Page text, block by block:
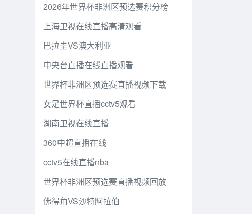
2026年世界杯非洲区预选赛积分榜
上海卫视在线直播高清观看
巴拉圭VS澳大利亚
中央台直播在线直播观看
世界杯非洲区预选赛直播视频下载
女足世界杯直播cctv5观看
湖南卫视在线直播
360中超直播在线
cctv5在线直播nba
世界杯非洲区预选赛直播视频回放
佛得角VS沙特阿拉伯